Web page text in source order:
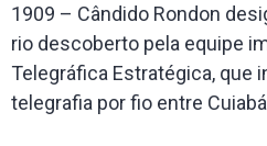
1909 – Cândido Rondon
rio descoberto pela equipe
Telegráfica Estratégica, que
telegrafia por fio entre